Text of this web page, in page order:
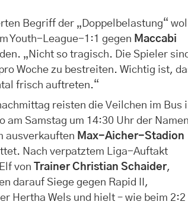
Begriff der „Doppelbelastung“
Youth-League-1:1 gegen Maccabi
„Nicht so tragisch. Die Spieler
Woche zu bestreiten. Wichtig ist,
frisch auftreten.“
reisten die Veilchen im Bus
am Samstag um 14:30 Uhr der
ausverkauften Max-Aicher-Stadion
Nach verpatztem Liga-Auftakt
von
Trainer Christian Schaider,
darauf Siege gegen Rapid II,
Hertha Wels und hielt – wie beim 2:2